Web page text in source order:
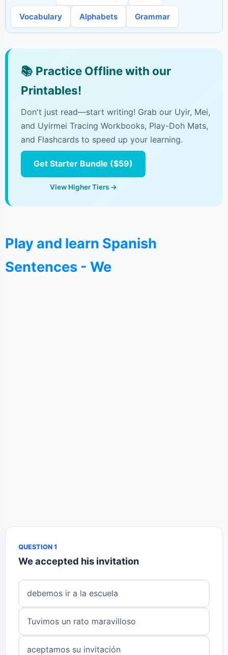
Vocabulary Alphabets Grammar
📚 Practice Offline with our
Printables!
Don't just read—start writing! Grab our Uyir, Mei,
and Uyirmei Tracing Workbooks, Play-Doh Mats,
and Flashcards to speed up your learning.
Get Starter Bundle ($59)
View Higher Tiers →
Play and learn Spanish
Sentences - We
QUESTION 1
We accepted his invitation
debemos ir a la escuela
Tuvimos un rato maravilloso
aceptamos su invitación